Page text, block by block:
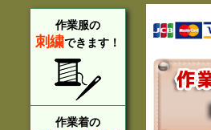
作業服の
刺繍できます！
作業着の